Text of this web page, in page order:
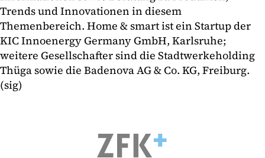
Trends und Innovationen in diesem
Themenbereich. Home & smart ist ein Startup der
KIC Innoenergy Germany GmbH, Karlsruhe;
weitere Gesellschafter sind die Stadtwerkeholding
Thüga sowie die Badenova AG & Co. KG, Freiburg.
(sig)